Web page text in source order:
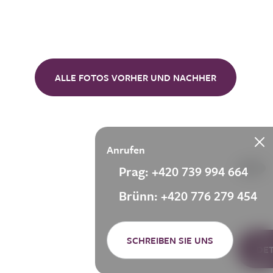
ALLE FOTOS VORHER UND NACHHER
Anrufen
Prag: +420 739 994 664
Brünn: +420 776 279 454
SCHREIBEN SIE UNS